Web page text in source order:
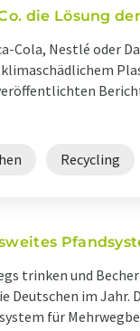
die Lösung
Cola, Nestlé oder
Recycling
trinken und
Deutschen im
für